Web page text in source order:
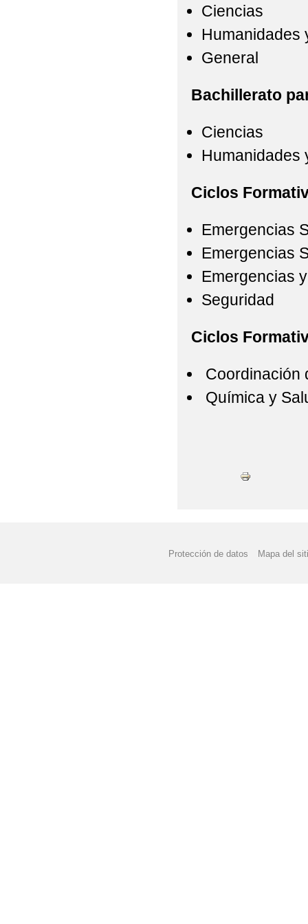
Ciencias
Humanidades
General
Bachillerato
Ciencias
Humanidades
Ciclos
Emergencias
Emergencias
Emergencias
Seguridad
Ciclos
Coordinación
Química y
Protección de datos Mapa del